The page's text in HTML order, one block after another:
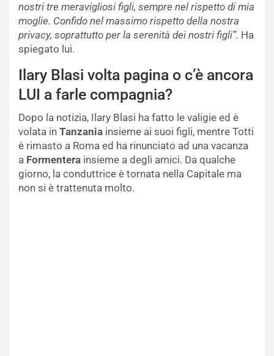
nostri tre meravigliosi figli, sempre nel rispetto di mia
moglie. Confido nel massimo rispetto della nostra
privacy, soprattutto per la serenità dei nostri figli”. Ha
spiegato lui.
Ilary Blasi volta pagina o c’è ancora
LUI a farle compagnia?
Dopo la notizia, Ilary Blasi ha fatto le valigie ed è
volata in Tanzania insieme ai suoi figli, mentre Totti
è rimasto a Roma ed ha rinunciato ad una vacanza
a Formentera insieme a degli amici. Da qualche
giorno, la conduttrice è tornata nella Capitale ma
non si è trattenuta molto.